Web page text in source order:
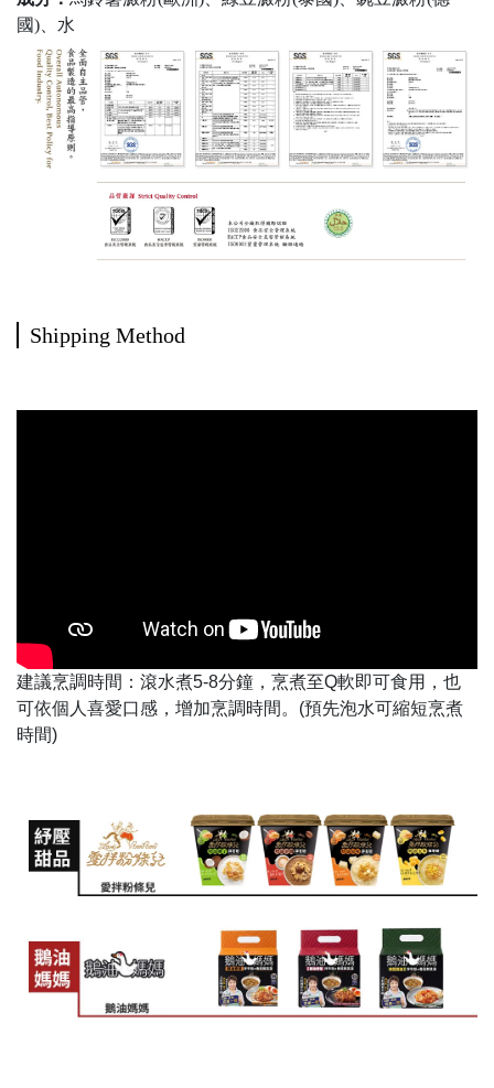
國)、水
Shipping Method
建議烹調時間：滾水煮5-8分鐘，烹煮至Q軟即可食用，也
可依個人喜愛口感，增加烹調時間。(預先泡水可縮短烹煮
時間)